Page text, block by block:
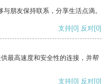
朋友保持联系，分享生活点滴。
支持[0] 反对[0]
最高速度和安全性的连接，并帮
支持[0] 反对[0]